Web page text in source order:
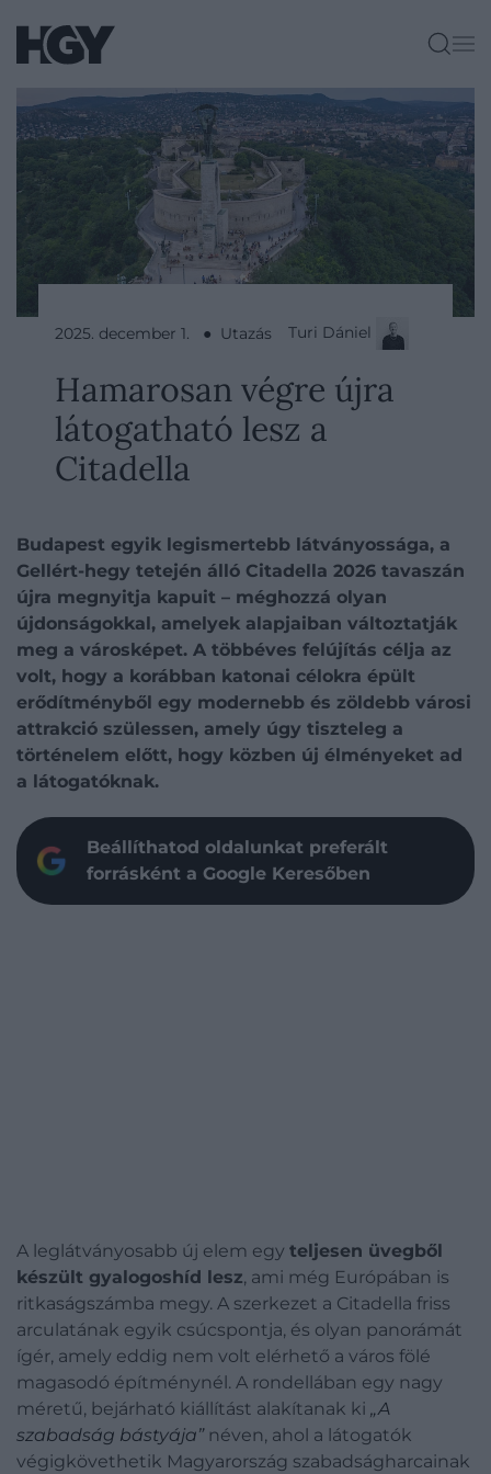
2025. december 1. ● Utazás Turi Dániel
Hamarosan végre újra
látogatható lesz a
Citadella
Budapest egyik legismertebb látványossága, a
Gellért-hegy tetején álló Citadella 2026 tavaszán
újra megnyitja kapuit – méghozzá olyan
újdonságokkal, amelyek alapjaiban változtatják
meg a városképet. A többéves felújítás célja az
volt, hogy a korábban katonai célokra épült
erődítményből egy modernebb és zöldebb városi
attrakció szülessen, amely úgy tiszteleg a
történelem előtt, hogy közben új élményeket ad
a látogatóknak.
Beállíthatod oldalunkat preferált
forrásként a Google Keresőben
A leglátványosabb új elem egy teljesen üvegből
készült gyalogoshíd lesz, ami még Európában is
ritkaságszámba megy. A szerkezet a Citadella friss
arculatának egyik csúcspontja, és olyan panorámát
ígér, amely eddig nem volt elérhető a város fölé
magasodó építménynél. A rondellában egy nagy
méretű, bejárható kiállítást alakítanak ki „A
szabadság bástyája”néven, ahol a látogatók
végigkövethetik Magyarország szabadságharcainak